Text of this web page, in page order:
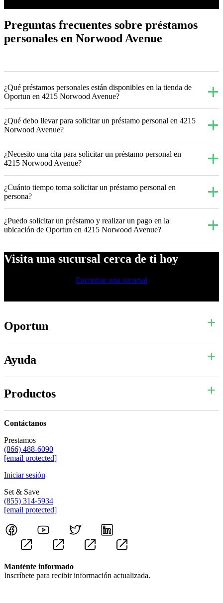
Preguntas frecuentes sobre préstamos
personales en Norwood Avenue
¿Qué préstamos personales están disponibles en la tienda de
Oportun en 4215 Norwood Avenue?
¿Qué debo llevar para solicitar un préstamo personal en 4215
Norwood Avenue?
¿Necesito una cita para solicitar un préstamo personal en
4215 Norwood Avenue?
¿Cuánto tiempo toma solicitar un préstamo personal en
persona?
¿Puedo solicitar un préstamo y realizar un pago en la
ubicación de Oportun en 4215 Norwood Avenue?
Visita una sucursal cerca de ti hoy
Encontrar una sucursal
Oportun
Ayuda
Productos
Contáctanos
Prestamos
(866) 488-6090
[email protected]
Iniciar sesión
Set & Save
(855) 314-5934
[email protected]
Manténte informado
Inscríbete para recibir información actualizada.